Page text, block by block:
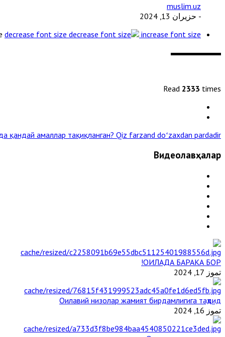
muslim.uz
- حزيران 13, 2024
decrease font size increase font size
Read 2333 times
қандай амаллар тақиқланган? Qiz farzand doʻzaxdan pardadir »
Видеолавҳалар
ОИЛАДА БАРАКА БОР!
تموز 17, 2024
Оилавий низолар жамият бирдамлигига таҳдид
تموز 16, 2024